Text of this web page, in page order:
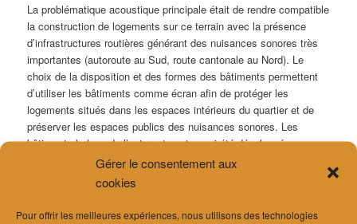
Gérer le consentement aux
cookies
Pour offrir les meilleures expériences, nous utilisons des technologies
La problématique acoustique principale était de rendre compatible
la construction de logements sur ce terrain avec la présence
d’infrastructures routières générant des nuisances sonores très
importantes (autoroute au Sud, route cantonale au Nord). Le
choix de la disposition et des formes des bâtiments permettent
d’utiliser les bâtiments comme écran afin de protéger les
logements situés dans les espaces intérieurs du quartier et de
préserver les espaces publics des nuisances sonores. Les
bâtiments le long de l’autoroute ont aussi été développé avec
l’architecte pour proposer une typologie particulière avec des
cours intérieures protégées du bruit routier.
Les constructions en cours de réalisation ont nécessité des